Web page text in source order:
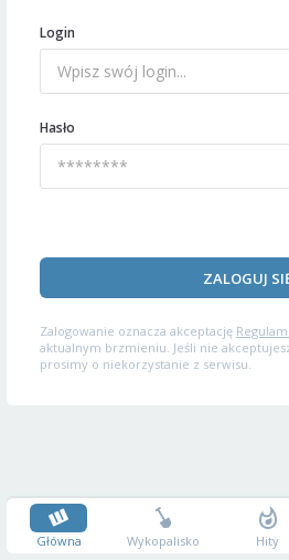
Login
Hasło
ZALOGUJ
Zalogowanie oznacza akceptację
aktualnym brzmieniu. Jeśli nie
prosimy o niekorzystanie z serwisu.
Główna Wykopalisko Hity